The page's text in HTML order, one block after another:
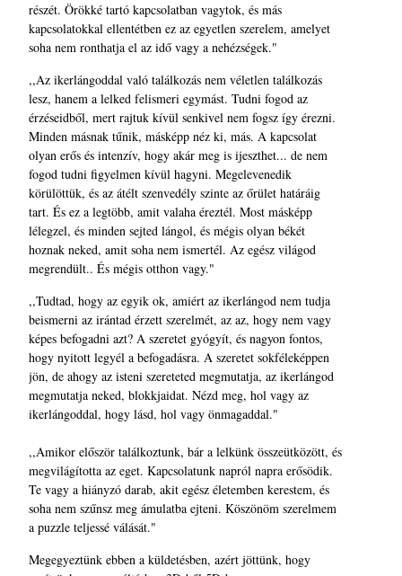
részét. Örökké tartó kapcsolatban vagytok, és más
kapcsolatokkal ellentétben ez az egyetlen szerelem, amelyet
soha nem ronthatja el az idő vagy a nehézségek."
,,Az ikerlángoddal való találkozás nem véletlen találkozás
lesz, hanem a lelked felismeri egymást. Tudni fogod az
érzéseidből, mert rajtuk kívül senkivel nem fogsz így érezni.
Minden másnak tűnik, másképp néz ki, más. A kapcsolat
olyan erős és intenzív, hogy akár meg is ijeszthet... de nem
fogod tudni figyelmen kívül hagyni. Megelevenedik
körülöttük, és az átélt szenvedély szinte az őrület határáig
tart. És ez a legtöbb, amit valaha éreztél. Most másképp
lélegzel, és minden sejted lángol, és mégis olyan békét
hoznak neked, amit soha nem ismertél. Az egész világod
megrendült.. És mégis otthon vagy."
,,Tudtad, hogy az egyik ok, amiért az ikerlángod nem tudja
beismerni az irántad érzett szerelmét, az az, hogy nem vagy
képes befogadni azt? A szeretet gyógyít, és nagyon fontos,
hogy nyitott legyél a befogadásra. A szeretet sokféleképpen
jön, de ahogy az isteni szereteted megmutatja, az ikerlángod
megmutatja neked, blokkjaidat. Nézd meg, hol vagy az
ikerlángoddal, hogy lásd, hol vagy önmagaddal."
,,Amikor először találkoztunk, bár a lelkünk összeütközött, és
megvilágította az eget. Kapcsolatunk napról napra erősödik.
Te vagy a hiányzó darab, akit egész életemben kerestem, és
soha nem szűnsz meg ámulatba ejteni. Köszönöm szerelmem
a puzzle teljessé válását."
Megegyeztünk ebben a küldetésben, azért jöttünk, hogy